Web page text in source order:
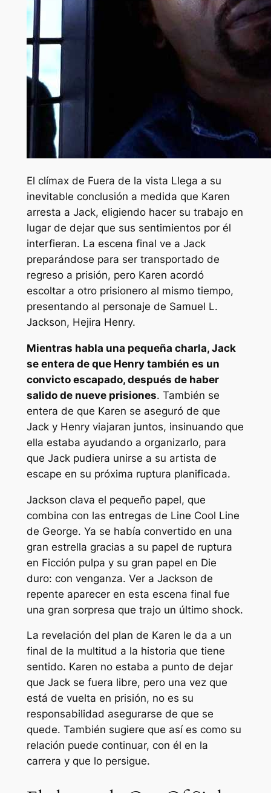
El clímax de Fuera de la vista Llega a su
inevitable conclusión a medida que Karen
arresta a Jack, eligiendo hacer su trabajo en
lugar de dejar que sus sentimientos por él
interfieran. La escena final ve a Jack
preparándose para ser transportado de
regreso a prisión, pero Karen acordó
escoltar a otro prisionero al mismo tiempo,
presentando al personaje de Samuel L.
Jackson, Hejira Henry.
Mientras habla una pequeña charla, Jack
se entera de que Henry también es un
convicto escapado, después de haber
salido de nueve prisiones. También se
entera de que Karen se aseguró de que
Jack y Henry viajaran juntos, insinuando que
ella estaba ayudando a organizarlo, para
que Jack pudiera unirse a su artista de
escape en su próxima ruptura planificada.
Jackson clava el pequeño papel, que
combina con las entregas de Line Cool Line
de George. Ya se había convertido en una
gran estrella gracias a su papel de ruptura
en Ficción pulpa y su gran papel en Die
duro: con venganza. Ver a Jackson de
repente aparecer en esta escena final fue
una gran sorpresa que trajo un último shock.
La revelación del plan de Karen le da a un
final de la multitud a la historia que tiene
sentido. Karen no estaba a punto de dejar
que Jack se fuera libre, pero una vez que
está de vuelta en prisión, no es su
responsabilidad asegurarse de que se
quede. También sugiere que así es como su
relación puede continuar, con él en la
carrera y que lo persigue.